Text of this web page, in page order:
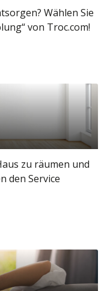
Wählen Sie
von Troc.com!
zu räumen und
den Service